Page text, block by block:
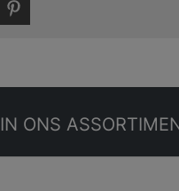
IN ONS